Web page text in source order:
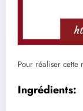
Pour réaliser cette
Ingrédients: